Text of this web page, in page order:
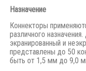
Назначение
Коннекторы
различного
экранированный и
представлены до 50
быть от 1,5 мм до 9,0